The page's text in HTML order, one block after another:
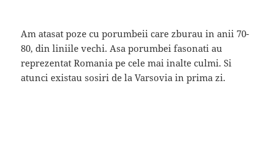
Am atasat poze cu porumbeii care zburau in anii 70-
80, din liniile vechi. Asa porumbei fasonati au
reprezentat Romania pe cele mai inalte culmi. Si
atunci existau sosiri de la Varsovia in prima zi.